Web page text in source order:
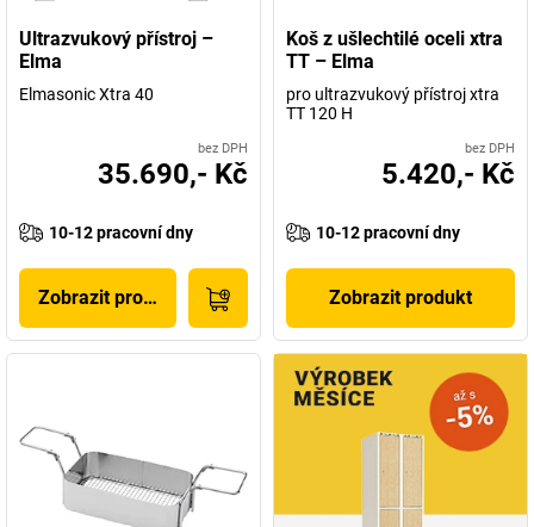
Ultrazvukový přístroj –
Elma
Elmasonic Xtra 40
bez DPH
35.690,- Kč
10-12 pracovní dny
Zobrazit produkt
Koš z ušlechtilé oceli xtra
TT – Elma
pro ultrazvukový přístroj xtra
TT 120 H
bez DPH
5.420,- Kč
10-12 pracovní dny
Zobrazit produkt